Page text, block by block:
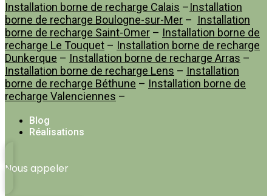
Installation borne de recharge Calais –Installation
borne de recharge Boulogne-sur-Mer – Installation
borne de recharge Saint-Omer – Installation borne de
recharge Le Touquet – Installation borne de recharge
Dunkerque – Installation borne de recharge Arras –
Installation borne de recharge Lens – Installation
borne de recharge Béthune – Installation borne de
recharge Valenciennes –
Blog
Réalisations
Nous appeler